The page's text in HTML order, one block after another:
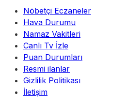
Nöbetçi Eczaneler
Hava Durumu
Namaz Vakitleri
Canlı Tv İzle
Puan Durumları
Resmi ilanlar
Gizlilik Politikası
İletişim